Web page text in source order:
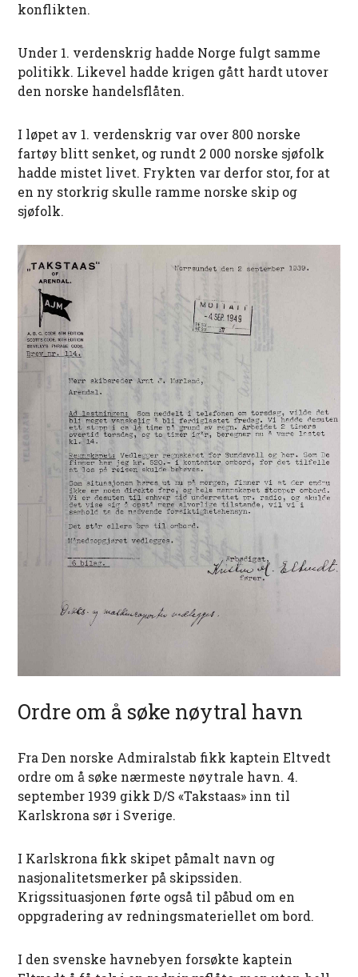
konflikten.
Under 1. verdenskrig hadde Norge fulgt samme
politikk. Likevel hadde krigen gått hardt utover
den norske handelsflåten.
I løpet av 1. verdenskrig var over 800 norske
fartøy blitt senket, og rundt 2 000 norske sjøfolk
hadde mistet livet. Frykten var derfor stor, for at
en ny storkrig skulle ramme norske skip og
sjøfolk.
Ordre om å søke nøytral havn
Fra Den norske Admiralstab fikk kaptein Eltvedt
ordre om å søke nærmeste nøytrale havn. 4.
september 1939 gikk D/S «Takstaas» inn til
Karlskrona sør i Sverige.
I Karlskrona fikk skipet påmalt navn og
nasjonalitetsmerker på skipssiden.
Krigssituasjonen førte også til påbud om en
oppgradering av redningsmateriellet om bord.
I den svenske havnebyen forsøkte kaptein